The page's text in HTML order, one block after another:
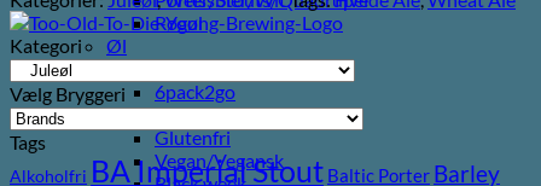
Røgøl
Øl
Tilbud
6pack2go
Alkoholfri
Glutenfri
Vegan/Vegansk
Kategori
Vælg Bryggeri
Tags
Alkoholfri BA Imperial Stout Baltic Porter Barley